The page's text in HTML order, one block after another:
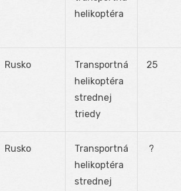
helikoptéra
Rusko
Transportná
helikoptéra
strednej
triedy
25
Rusko
Transportná
helikoptéra
strednej
?